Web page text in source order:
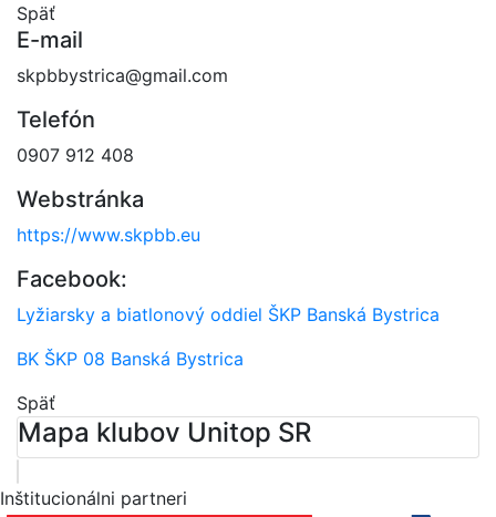
Späť
E-mail
skpbbystrica@gmail.com
Telefón
0907 912 408
Webstránka
https://www.skpbb.eu
Facebook:
Lyžiarsky a biatlonový oddiel ŠKP Banská Bystrica
BK ŠKP 08 Banská Bystrica
Späť
Mapa klubov Unitop SR
Leaflet
Inštitucionálni partneri